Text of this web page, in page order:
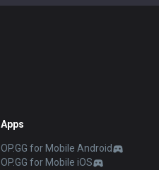
Apps
OP.GG for Mobile Android
OP.GG for Mobile iOS